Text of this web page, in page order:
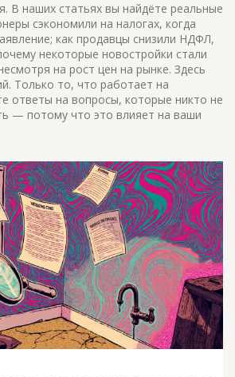
В наших статьях вы найдёте реальные
сэкономили на налогах, когда
как продавцы снизили НДФЛ,
некоторые новостройки стали
на рост цен на рынке. Здесь
Только то, что работает на
ответы на вопросы, которые никто не
— потому что это влияет на ваши